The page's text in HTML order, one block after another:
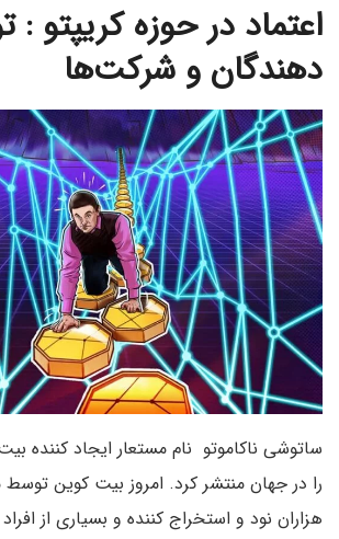
اعتماد در حوزه کریپتو :
دهندگان و شرکت‌ها
ساتوشی ناکاموتو نام مستعار ایجاد کننده
را در جهان منتشر کرد. امروز بیت کوین توسط
هزاران نود و استخراج کننده و بسیاری از